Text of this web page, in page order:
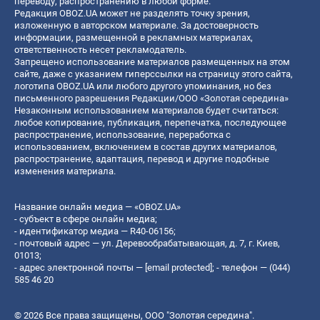
Редакция OBOZ.UA может не разделять точку зрения,
изложенную в авторском материале. За достоверность
информации, размещенной в рекламных материалах,
ответственность несет рекламодатель.
Запрещено использование материалов размещенных на этом
сайте, даже с указанием гиперссылки на страницу этого сайта,
логотипа OBOZ.UA или любого другого упоминания, но без
письменного разрешения Редакции/ООО «Золотая середина»
Незаконным использованием материалов будет считаться:
любое копирование, публикация, перепечатка, последующее
распространение, использование, переработка с
использованием, включением в состав других материалов,
распространение, адаптация, перевод и другие подобные
изменения материала.
Название онлайн медиа — «OBOZ.UA»
- субъект в сфере онлайн медиа;
- идентификатор медиа — R40-06156;
- почтовый адрес — ул. Деревообрабатывающая, д. 7, г. Киев,
01013;
- адрес электронной почты — [email protected] ; - телефон — (044)
585 46 20
© 2026 Все права защищены, ООО "Золотая середина".